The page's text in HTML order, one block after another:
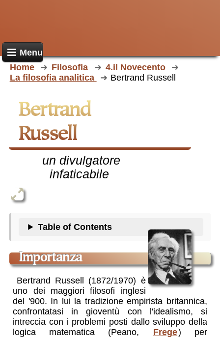
Menu
Home
Filosofia
4.il Novecento
La filosofia analitica
Bertrand Russell
Bertrand
Russell
un divulgatore
infaticabile
Table of Contents
importanza
Bertrand Russell (1872/1970) è
uno dei maggiori filosofi inglesi
del '900. In lui la tradizione empirista britannica,
confrontatasi in gioventù con l'idealismo, si
intreccia con i problemi posti dallo sviluppo della
logica matematica (Peano,
Frege) per